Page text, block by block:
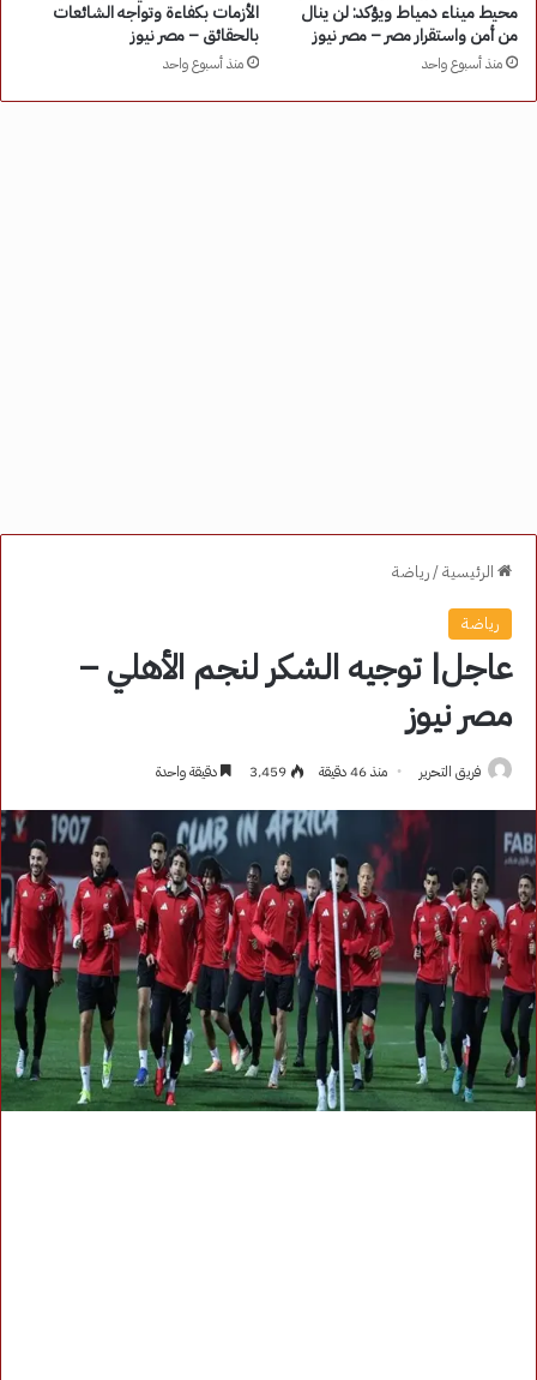
محيط ميناء دمياط ويؤكد: لن ينال
من أمن واستقرار مصر – مصر نيوز
منذ أسبوع واحد
الأزمات بكفاءة وتواجه الشائعات
بالحقائق – مصر نيوز
منذ أسبوع واحد